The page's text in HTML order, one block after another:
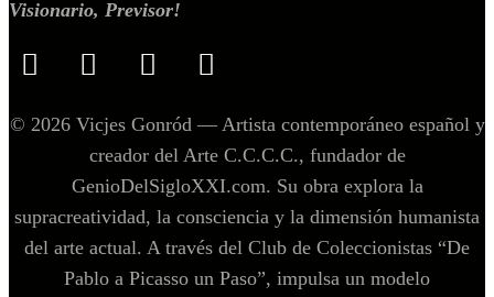
Visionario, Previsor!
© 2026 Vicjes Gonród — Artista contemporáneo español y
creador del Arte C.C.C.C., fundador de
GenioDelSigloXXI.com. Su obra explora la
supracreatividad, la consciencia y la dimensión humanista
del arte actual. A través del Club de Coleccionistas “De
Pablo a Picasso un Paso”, impulsa un modelo